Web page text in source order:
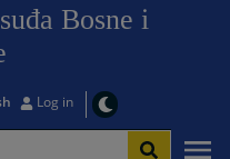
Bosne i
Log in